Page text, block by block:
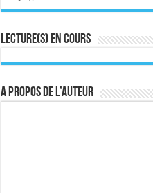
Lecture(s) en cours
A propos de l’auteur